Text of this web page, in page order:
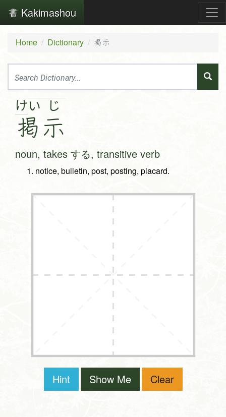
Kakimashou
Home Dictionary 掲示
け い
掲
じ
示
noun, takes する, transitive verb
notice, bulletin, post, posting, placard.
Hint Show Me Clear